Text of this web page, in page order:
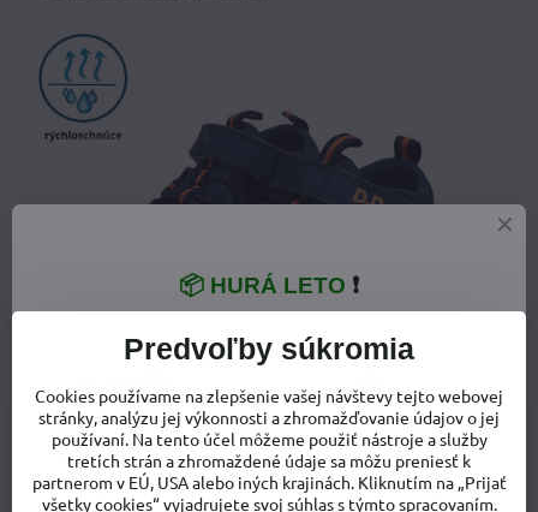
Predvoľby súkromia
Cookies používame na zlepšenie vašej návštevy tejto webovej
stránky, analýzu jej výkonnosti a zhromažďovanie údajov o jej
používaní. Na tento účel môžeme použiť nástroje a služby
tretích strán a zhromaždené údaje sa môžu preniesť k
partnerom v EÚ, USA alebo iných krajinách. Kliknutím na „Prijať
všetky cookies“ vyjadrujete svoj súhlas s týmto spracovaním.
📦 HURÁ LETO ❗